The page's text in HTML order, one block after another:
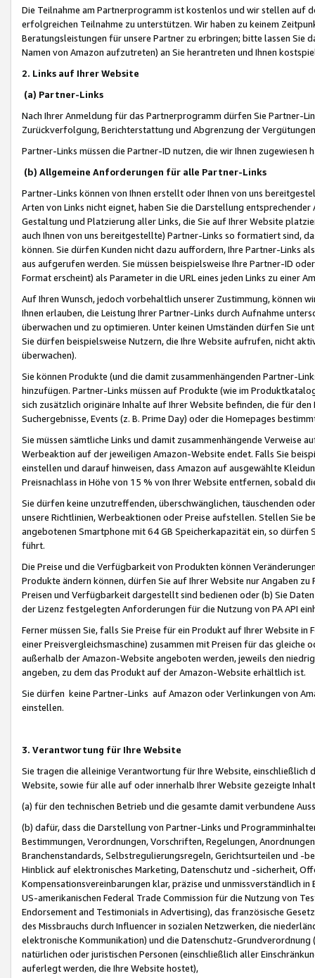
Die Teilnahme am Partnerprogramm ist kostenlos und wir stellen auf
erfolgreichen Teilnahme zu unterstützen. Wir haben zu keinem
Beratungsleistungen für unsere Partner zu erbringen; bitte lassen Sie
Namen von Amazon aufzutreten) an Sie herantreten und Ihnen
2. Links auf Ihrer Website
(a) Partner-Links
Nach Ihrer Anmeldung für das Partnerprogramm dürfen Sie Partner-
Zurückverfolgung, Berichterstattung und Abgrenzung der
Partner-Links müssen die Partner-ID nutzen, die wir Ihnen zugewiesen
(b) Allgemeine Anforderungen für alle Partner-Links
Partner-Links können von Ihnen erstellt oder Ihnen von uns
Arten von Links nicht eignet, haben Sie die Darstellung
Gestaltung und Platzierung aller Links, die Sie auf Ihrer Website
auch Ihnen von uns bereitgestellte) Partner-Links so formatiert sind,
können. Sie dürfen Kunden nicht dazu auffordern, Ihre Partner-Links
aus aufgerufen werden. Sie müssen beispielsweise Ihre Partner-ID
Format erscheint) als Parameter in die URL eines jeden Links zu einer
Auf Ihren Wunsch, jedoch vorbehaltlich unserer Zustimmung, können
Ihnen erlauben, die Leistung Ihrer Partner-Links durch Aufnahme
überwachen und zu optimieren. Unter keinen Umständen dürfen Sie
Sie dürfen beispielsweise Nutzern, die Ihre Website aufrufen, nicht
überwachen).
Sie können Produkte (und die damit zusammenhängenden Partner-
hinzufügen. Partner-Links müssen auf Produkte (wie im
sich zusätzlich originäre Inhalte auf Ihrer Website befinden, die für
Suchergebnisse, Events (z. B. Prime Day) oder die Homepages
Sie müssen sämtliche Links und damit zusammenhängende
Werbeaktion auf der jeweiligen Amazon-Website endet. Falls Sie
einstellen und darauf hinweisen, dass Amazon auf ausgewählte
Preisnachlass in Höhe von 15 % von Ihrer Website entfernen, sobald
Sie dürfen keine unzutreffenden, überschwänglichen, täuschenden
unsere Richtlinien, Werbeaktionen oder Preise aufstellen. Stellen Sie
angebotenen Smartphone mit 64 GB Speicherkapazität ein, so dürfen
führt.
Die Preise und die Verfügbarkeit von Produkten können
Produkte ändern können, dürfen Sie auf Ihrer Website nur Angaben
Preisen und Verfügbarkeit dargestellt sind bedienen oder (b) Sie
der Lizenz festgelegten Anforderungen für die Nutzung von PA API
Ferner müssen Sie, falls Sie Preise für ein Produkt auf Ihrer Website
einer Preisvergleichsmaschine) zusammen mit Preisen für das
außerhalb der Amazon-Website angeboten werden, jeweils den
angeben, zu dem das Produkt auf der Amazon-Website erhältlich ist.
Sie dürfen keine Partner-Links auf Amazon oder Verlinkungen von
einstellen.
3. Verantwortung für Ihre Website
Sie tragen die alleinige Verantwortung für Ihre Website,
Website, sowie für alle auf oder innerhalb Ihrer Website gezeigte
(a) für den technischen Betrieb und die gesamte damit verbundene
(b) dafür, dass die Darstellung von Partner-Links und
Bestimmungen, Verordnungen, Vorschriften, Regelungen,
Branchenstandards, Selbstregulierungsregeln, Gerichtsurteilen und -
Hinblick auf elektronisches Marketing, Datenschutz und -sicherheit,
Kompensationsvereinbarungen klar, präzise und unmissverständlich
US-amerikanischen Federal Trade Commission für die Nutzung von
Endorsement and Testimonials in Advertising), das französische
des Missbrauchs durch Influencer in sozialen Netzwerken, die
elektronische Kommunikation) und die Datenschutz-
natürlichen oder juristischen Personen (einschließlich aller
auferlegt werden, die Ihre Website hostet),